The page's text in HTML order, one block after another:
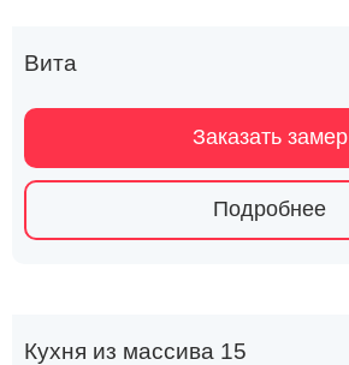
Вита
Заказать замер
Подробнее
Кухня из массива 15